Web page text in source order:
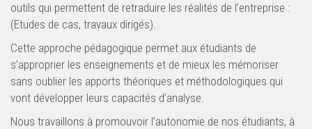
outils qui permettent de retraduire les réalités de l’entreprise :
(Etudes de cas, travaux dirigés).
Cette approche pédagogique permet aux étudiants de
s’approprier les enseignements et de mieux les mémoriser
sans oublier les apports théoriques et méthodologiques qui
vont développer leurs capacités d’analyse.
Nous travaillons à promouvoir l’autonomie de nos étudiants, à